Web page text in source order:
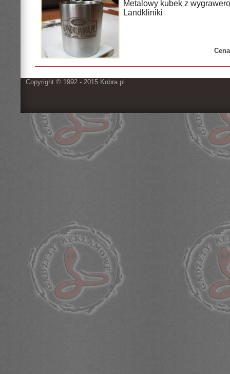
Metalowy kubek z
Landkliniki
Copyright © 1992 - 2015 Kobra pl